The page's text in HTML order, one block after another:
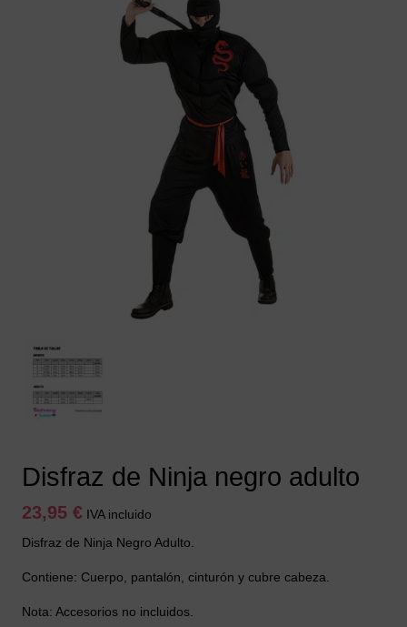
Disfraz de Ninja negro adulto
23,95 € IVA incluido
Disfraz de Ninja Negro Adulto.
Contiene: Cuerpo, pantalón, cinturón y cubre cabeza.
Nota: Accesorios no incluidos.